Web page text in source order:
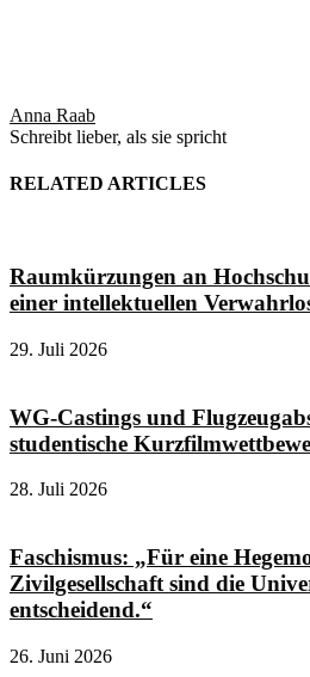
Anna Raab
Schreibt lieber, als sie spricht
RELATED ARTICLES
Raumkürzungen an
einer intellektuellen
29. Juli 2026
WG-Castings und
studentische
28. Juli 2026
Faschismus: „Für eine
Zivilgesellschaft sind die
entscheidend.“
26. Juni 2026